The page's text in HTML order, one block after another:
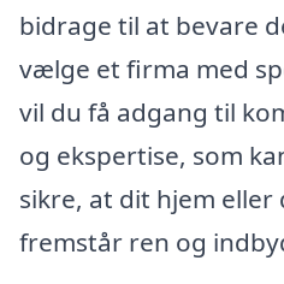
bidrage til at bevare
vælge et firma med
vil du få adgang til
og ekspertise, som
sikre, at dit hjem eller
fremstår ren og